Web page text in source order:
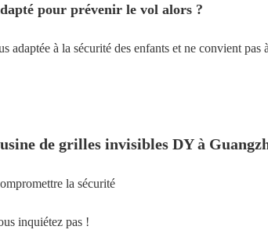
pour prévenir le vol alors ?
adaptée à la sécurité des enfants et ne convient
de grilles invisibles DY à
la sécurité
inquiétez pas !